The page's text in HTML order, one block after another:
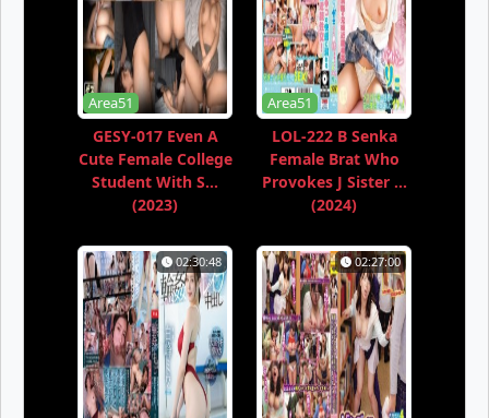
Area51
GESY-017 Even A
Cute Female College
Student With S...
(2023)
Area51
LOL-222 B Senka
Female Brat Who
Provokes J Sister ...
(2024)
02:30:48 02:27:00